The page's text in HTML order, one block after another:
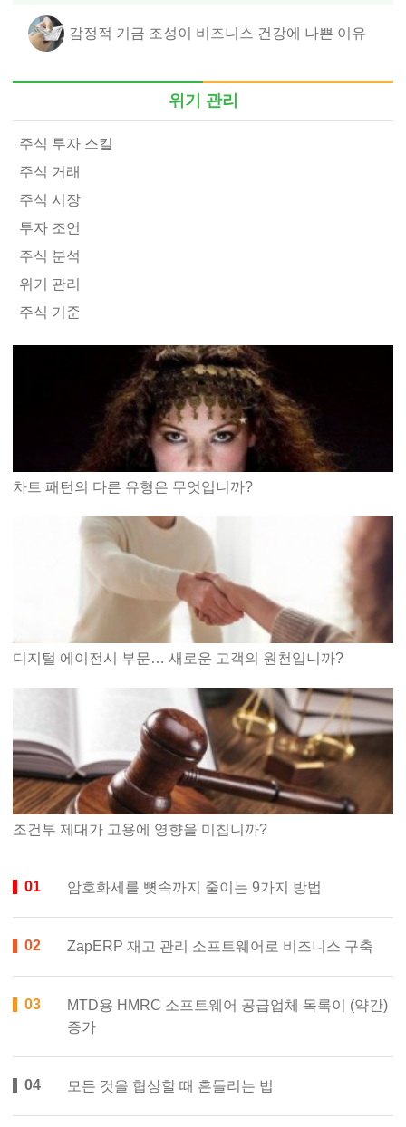
감정적 기금 조성이 비즈니스 건강에 나쁜 이유
위기 관리
주식 투자 스킬
주식 거래
주식 시장
투자 조언
주식 분석
위기 관리
주식 기준
차트 패턴의 다른 유형은 무엇입니까?
디지털 에이전시 부문… 새로운 고객의 원천입니까?
조건부 제대가 고용에 영향을 미칩니까?
암호화세를 뼛속까지 줄이는 9가지 방법
ZapERP 재고 관리 소프트웨어로 비즈니스 구축
MTD용 HMRC 소프트웨어 공급업체 목록이 (약간)
증가
모든 것을 협상할 때 흔들리는 법